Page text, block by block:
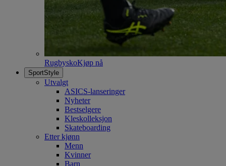
RugbyskoKjøp nå
SportStyle
Utvalgt
ASICS-lanseringer
Nyheter
Bestselgere
Kleskolleksjon
Skateboarding
Etter kjønn
Menn
Kvinner
Barn